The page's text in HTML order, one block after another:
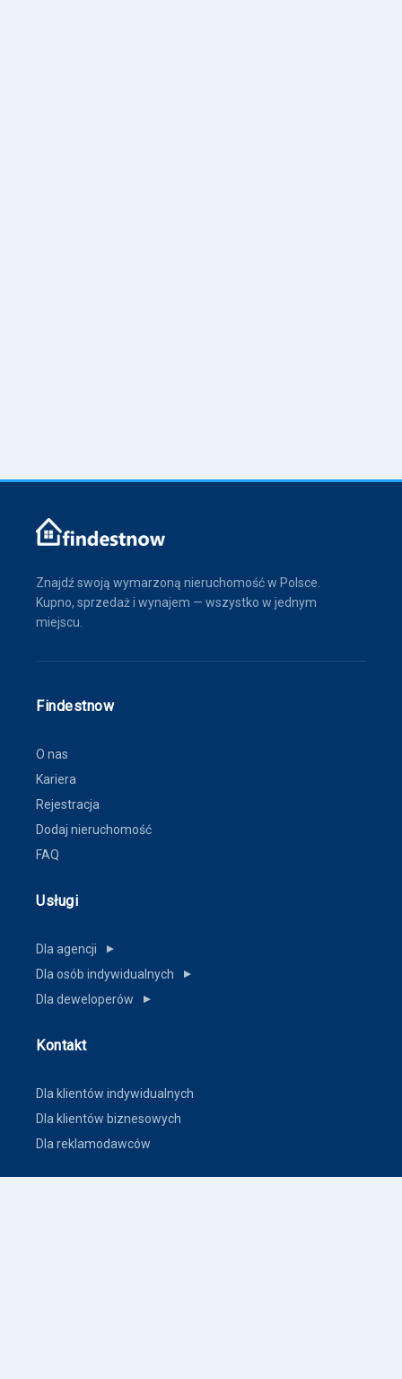
Znajdź swoją wymarzoną nieruchomość w Polsce.
Kupno, sprzedaż i wynajem — wszystko w jednym
miejscu.
Findestnow
O nas
Kariera
Rejestracja
Dodaj nieruchomość
FAQ
Usługi
Dla agencji ▼
Dla osób indywidualnych ▼
Dla deweloperów ▼
Kontakt
Dla klientów indywidualnych
Dla klientów biznesowych
Dla reklamodawców